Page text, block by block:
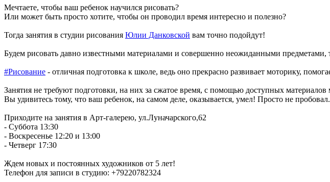
Мечтаете, чтобы ваш ребенок научился рисовать?
Или может быть просто хотите, чтобы он проводил время интересно и полезно?
Тогда занятия в студии рисования Юлии Данковской вам точно подойдут!
Будем рисовать давно известными материалами и совершенно неожиданными
#Рисование - отличная подготовка к школе, ведь оно прекрасно развивает моторику,
Занятия не требуют подготовки, на них за сжатое время, с помощью доступных материалов
Вы удивитесь тому, что ваш ребенок, на самом деле, оказывается, умел! Просто не пробовал.
Приходите на занятия в Арт-галерею, ул.Луначарского,62
- Суббота 13:30
- Воскресенье 12:20 и 13:00
- Четверг 17:30
Ждем новых и постоянных художников от 5 лет!
Телефон для записи в студию: +79220782324